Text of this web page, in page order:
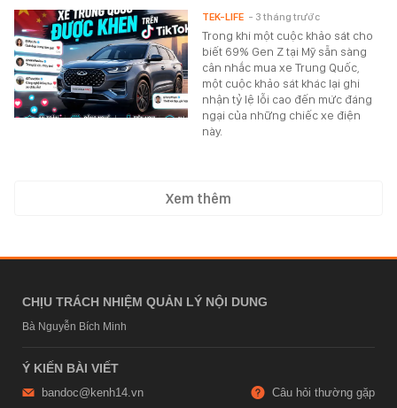
Trong khi một cuộc khảo sát cho
biết 69% Gen Z tại Mỹ sẵn sàng
cân nhắc mua xe Trung Quốc,
một cuộc khảo sát khác lại ghi
nhận tỷ lệ lỗi cao đến mức đáng
ngại của những chiếc xe điện
này.
TEK-LIFE - 3 tháng trước
Xem thêm
CHỊU TRÁCH NHIỆM QUẢN LÝ NỘI DUNG
Bà Nguyễn Bích Minh
Ý KIẾN BÀI VIẾT
bandoc@kenh14.vn Câu hỏi thường gặp